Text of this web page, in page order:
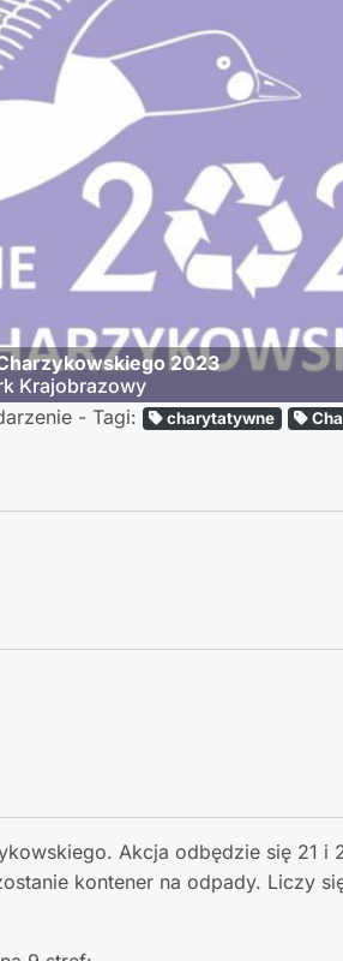
2023
Krajobrazowy
- Tagi: charytatywne
Akcja odbędzie się 21 i
kontener na odpady. Liczy